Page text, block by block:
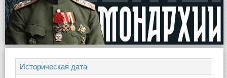
Историческая дата